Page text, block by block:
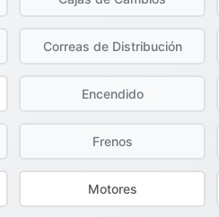
Correas de Distribución
Encendido
Frenos
Motores